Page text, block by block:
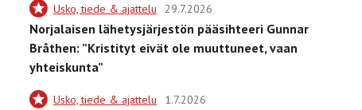
Usko, tiede & ajattelu 29.7.2026
Norjalaisen lähetysjärjestön pääsihteeri Gunnar
Bråthen: ”Kristityt eivät ole muuttuneet, vaan
yhteiskunta”
Usko, tiede & ajattelu 1.7.2026